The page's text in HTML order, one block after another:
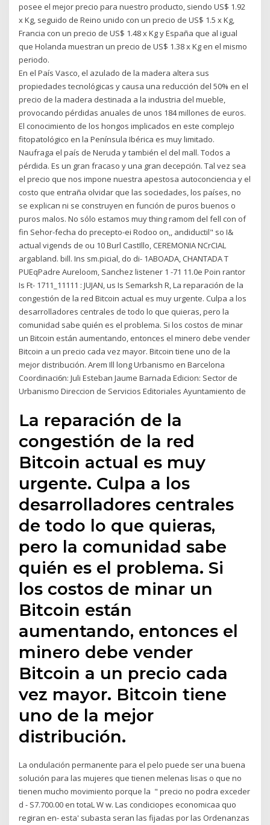
posee el mejor precio para nuestro producto, siendo US$ 1.92
x Kg, seguido de Reino unido con un precio de US$ 1.5 x Kg,
Francia con un precio de US$ 1.48 x Kg y España que al igual
que Holanda muestran un precio de US$ 1.38 x Kg en el mismo
periodo.
En el País Vasco, el azulado de la madera altera sus
propiedades tecnológicas y causa una reducción del 50% en el
precio de la madera destinada a la industria del mueble,
provocando pérdidas anuales de unos 184 millones de euros.
El conocimiento de los hongos implicados en este complejo
fitopatológico en la Península Ibérica es muy limitado.
Naufraga el país de Neruda y también el del mall. Todos a
pérdida. Es un gran fracaso y una gran decepción. Tal vez sea
el precio que nos impone nuestra apestosa autoconciencia y el
costo que entraña olvidar que las sociedades, los países, no
se explican ni se construyen en función de puros buenos o
puros malos. No sólo estamos muy thing ramom del fell con of
fin Sehor-fecha do precepto-ei Rodoo on,, andiductil" so I&
actual vigends de ou 10 Burl CastIllo, CEREMONIA NCrCIAL
argabland. bill. Ins sm.picial, do di- 1ABOADA, CHANTADA T
PUEqPadre Aureloom, Sanchez listener 1 -71 11.0e Poin rantor
Is Ft- 1711_11111 : JUJAN, us Is Semarksh R, La reparación de la
congestión de la red Bitcoin actual es muy urgente. Culpa a los
desarrolladores centrales de todo lo que quieras, pero la
comunidad sabe quién es el problema. Si los costos de minar
un Bitcoin están aumentando, entonces el minero debe vender
Bitcoin a un precio cada vez mayor. Bitcoin tiene uno de la
mejor distribución. Arem Ill long Urbanismo en Barcelona
Coordinaci6n: Juli Esteban Jaume Barnada Edicion: Sector de
Urbanismo Direccion de Servicios Editoriales Ayuntamiento de
La reparación de la
congestión de la red
Bitcoin actual es muy
urgente. Culpa a los
desarrolladores centrales
de todo lo que quieras,
pero la comunidad sabe
quién es el problema. Si
los costos de minar un
Bitcoin están
aumentando, entonces el
minero debe vender
Bitcoin a un precio cada
vez mayor. Bitcoin tiene
uno de la mejor
distribución.
La ondulación permanente para el pelo puede ser una buena
solución para las mujeres que tienen melenas lisas o que no
tienen mucho movimiento porque la " precio no podra exceder
d - S7.700.00 en totaL W w. Las condiciopes economicaa quo
regiran en- esta' subasta seran las fijadas por las Ordenanzas